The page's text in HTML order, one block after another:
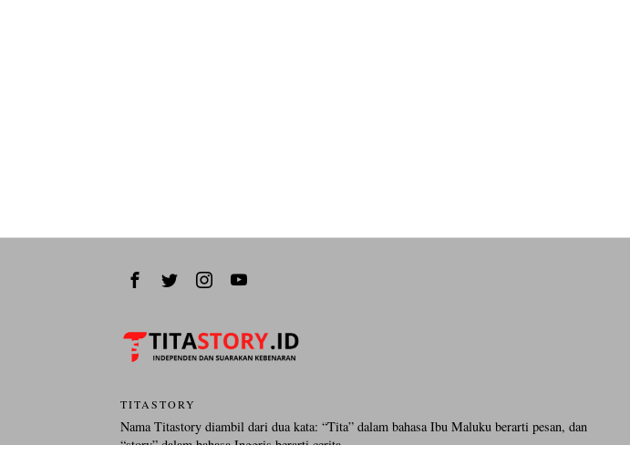
TITASTORY
Nama Titastory diambil dari dua kata: “Tita” dalam bahasa Ibu Maluku berarti pesan, dan
“story” dalam bahasa Inggris berarti cerita.